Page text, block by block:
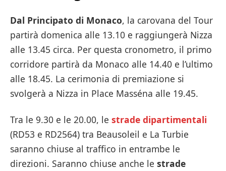
Dal Principato di Monaco, la carovana del Tour
partirà domenica alle 13.10 e raggiungerà Nizza
alle 13.45 circa. Per questa cronometro, il primo
corridore partirà da Monaco alle 14.40 e l’ultimo
alle 18.45. La cerimonia di premiazione si
svolgerà a Nizza in Place Masséna alle 19.45.
Tra le 9.30 e le 20.00, le strade dipartimentali
(RD53 e RD2564) tra Beausoleil e La Turbie
saranno chiuse al traffico in entrambe le
direzioni. Saranno chiuse anche le strade